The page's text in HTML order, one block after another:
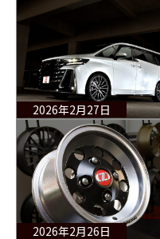
2026年2月27日
2026年2月26日